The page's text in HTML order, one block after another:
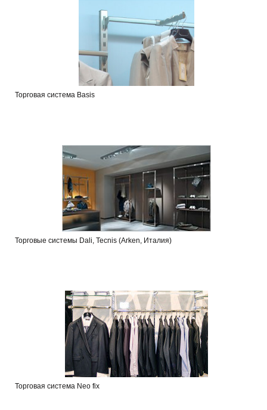
Торговая система Basis
Торговые системы Dali, Tecnis (Arken, Италия)
Торговая система Neo fix